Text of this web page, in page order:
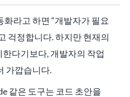
화라고 하면 “개발자가 필요
걱정합니다. 하지만 현재의
다기보다, 개발자의 작업
가깝습니다.
같은 도구는 코드 초안을